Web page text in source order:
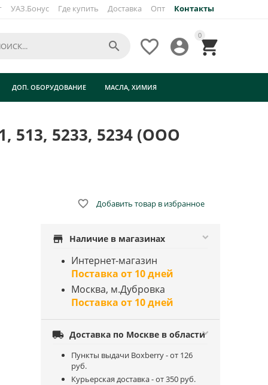
УАЗ.Бонус Где купить Доставка Опт Контакты
0




ДОП. ОБОРУДОВАНИЕ МАСЛА, ХИМИЯ
513, 5233, 5234 (ООО
 Добавить товар в избранное
store Наличие в магазинах
Интернет-магазин
Поставка от 10 дней
Москва, м.Дубровка
Поставка от 10 дней
 Доставка по Москве в области
Пункты выдачи Boxberry - от 126
руб.
Курьерская доставка - от 350 руб.